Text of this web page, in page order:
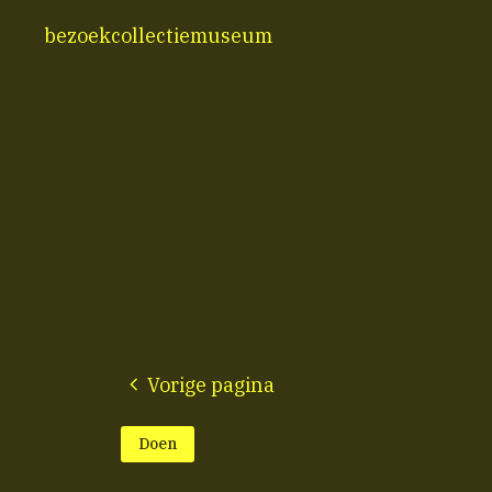
bezoekcollectiemuseum
Doen
Vorige pagina